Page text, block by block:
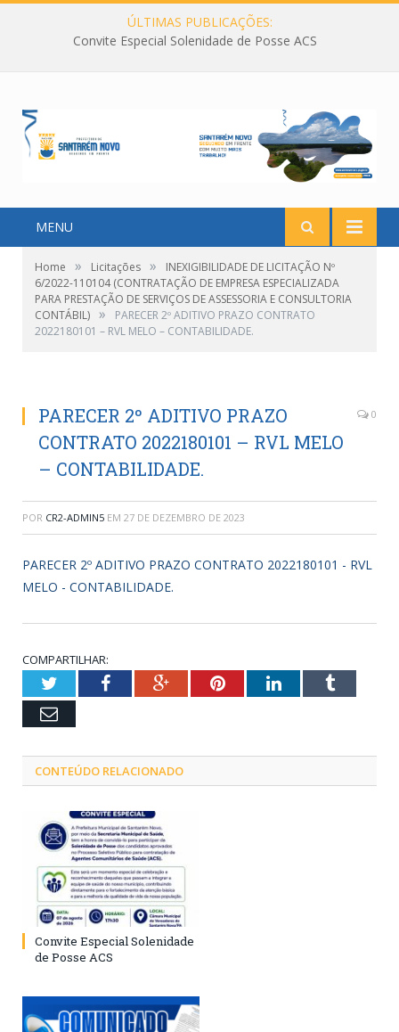
ÚLTIMAS PUBLICAÇÕES:
Convite Especial Solenidade de Posse ACS
MENU
Home » Licitações »
INEXIGIBILIDADE DE LICITAÇÃO Nº
6/2022-110104 (CONTRATAÇÃO DE EMPRESA ESPECIALIZADA
PARA PRESTAÇÃO DE SERVIÇOS DE ASSESSORIA E CONSULTORIA
CONTÁBIL) »
PARECER 2º ADITIVO PRAZO CONTRATO
2022180101 – RVL MELO – CONTABILIDADE.
PARECER 2º ADITIVO PRAZO
CONTRATO 2022180101 – RVL MELO
– CONTABILIDADE.
0
POR CR2-ADMIN5 EM 27 DE DEZEMBRO DE 2023
PARECER 2º ADITIVO PRAZO CONTRATO 2022180101 - RVL
MELO - CONTABILIDADE.
COMPARTILHAR:
TwitterFacebookGoogle+PinterestLinkedInTumblr
Email
CONTEÚDO RELACIONADO
Convite Especial Solenidade
de Posse ACS